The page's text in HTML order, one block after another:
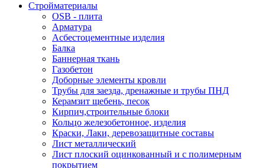
Стройматериалы
OSB - плита
Арматура
Асбестоцементные изделия
Балка
Баннерная ткань
Газобетон
Доборные элементы кровли
Трубы для заезда, дренажные и трубы ПНД
Керамзит щебень, песок
Кирпич,строительные блоки
Кольцо железобетонное, изделия
Краски, Лаки, деревозащитные составы
Лист металлический
Лист плоский оцинкованный и с полимерным
покрытием